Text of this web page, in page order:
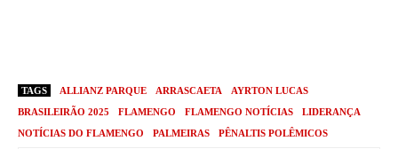
TAGS ALLIANZ PARQUE ARRASCAETA
AYRTON LUCAS
BRASILEIRÃO 2025
FLAMENGO FLAMENGO NOTÍCIAS
LIDERANÇA
NOTÍCIAS DO FLAMENGO
PALMEIRAS PÊNALTIS POLÊMICOS